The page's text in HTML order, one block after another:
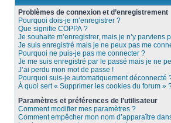
Problèmes de connexion et d’enregistrement
Pourquoi dois-je m’enregistrer ?
Que signifie COPPA ?
Je souhaite m’enregistrer, mais je n’y parviens
Je suis enregistré mais je ne peux pas me
Pourquoi ne puis-je pas me connecter ?
Je me suis enregistré par le passé mais je ne
J’ai perdu mon mot de passe !
Pourquoi suis-je automatiquement déconnecté
À quoi sert « Supprimer les cookies du forum »
Paramètres et préférences de l’utilisateur
Comment modifier mes paramètres ?
Comment empêcher mon nom d’apparaître